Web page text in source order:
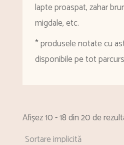
lapte proaspat, zahar
migdale, etc.
* produsele notate cu
disponibile pe tot
Afișez 10 - 18 din 20 de